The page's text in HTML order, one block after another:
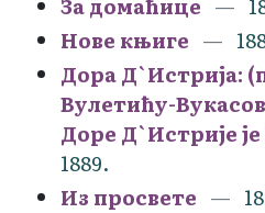
Нове књиге
Дора Д`Истрија:
Вулетићу-
Доре Д`Истрије
1889.
Из просвете